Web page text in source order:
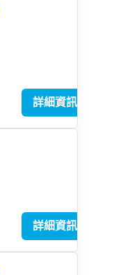
詳細資訊
詳細資訊